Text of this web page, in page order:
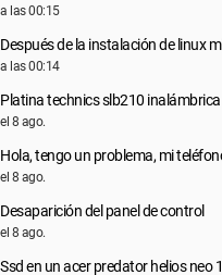
a las 00:15
Después de la instalación de linux
a las 00:14
Platina technics slb210
el 8 ago.
Hola, tengo un problema, mi
el 8 ago.
Desaparición del panel de control
el 8 ago.
Ssd en un acer predator helios neo